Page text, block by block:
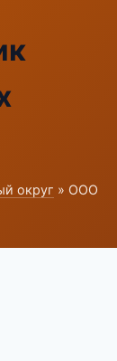
округ » ООО